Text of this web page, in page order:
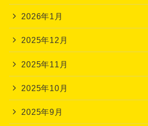
2026年1月
2025年12月
2025年11月
2025年10月
2025年9月